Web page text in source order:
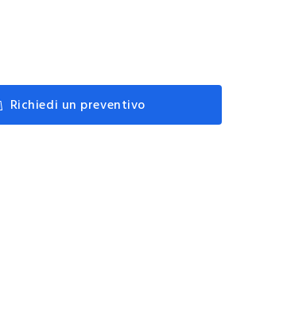
Richiedi un preventivo